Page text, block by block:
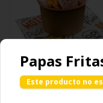
Papas
Este producto no